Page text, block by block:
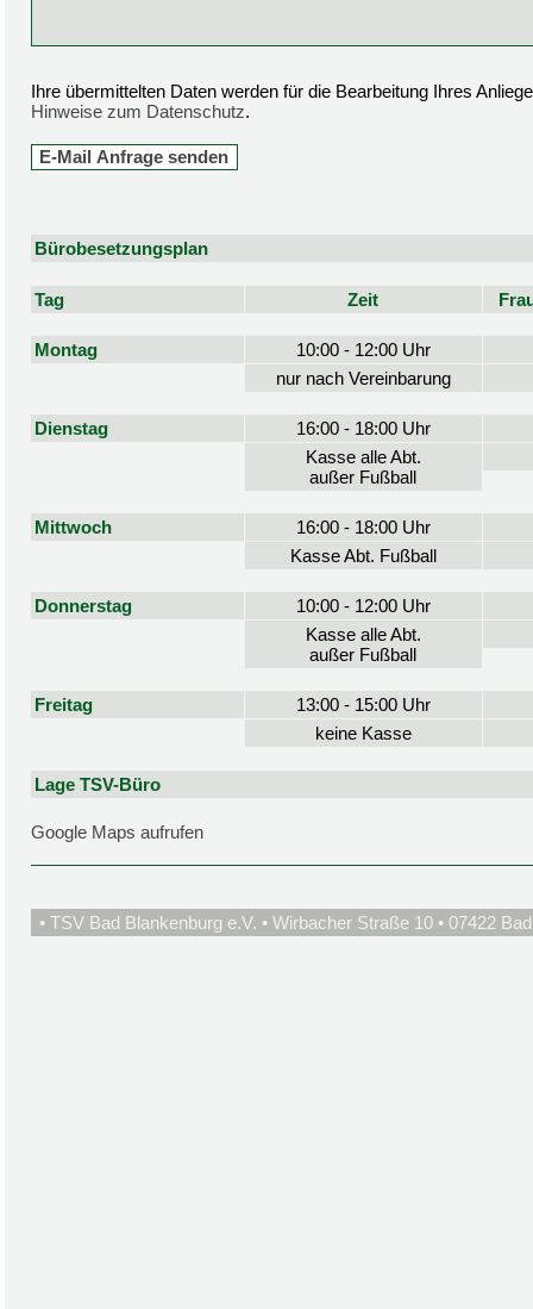
Ihre übermittelten Daten werden für die Bearbeitung Ihres
Hinweise zum Datenschutz.
Bürobesetzungsplan
Tag Zeit
Montag
10:00 - 12:00 Uhr
nur nach Vereinbarung
Dienstag
16:00 - 18:00 Uhr
Kasse alle Abt.
außer Fußball
Mittwoch
16:00 - 18:00 Uhr
Kasse Abt. Fußball
Donnerstag
10:00 - 12:00 Uhr
Kasse alle Abt.
außer Fußball
Freitag
13:00 - 15:00 Uhr
keine Kasse
Lage TSV-Büro
Google Maps aufrufen
• TSV Bad Blankenburg e.V. • Wirbacher Straße 10 • 07422